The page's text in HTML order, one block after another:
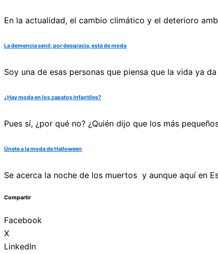
En la actualidad, el cambio climático y el deterioro
La demencia senil, por desgracia, está de moda
Soy una de esas personas que piensa que la vida ya
¿Hay moda en los zapatos infantiles?
Pues sí, ¿por qué no? ¿Quién dijo que los más
Únete a la moda de Halloween
Se acerca la noche de los muertos y aunque aquí en
Compartir
Facebook
X
LinkedIn